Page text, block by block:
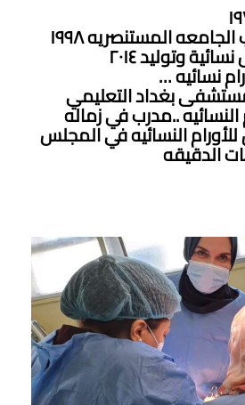
المستنصريه ١٩٩٨
وتوليد ٢٠١٤
نسائيه …
بغداد التعليمي
النسائيه ..مدرب في زماله
النسائيه في المجلس
الدقيقه